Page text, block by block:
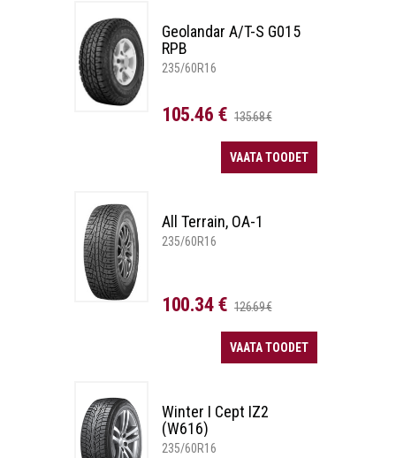
Geolandar A/T-S G015
RPB
235/60R16
105.46 € 135.68 €
VAATA TOODET
All Terrain, OA-1
235/60R16
100.34 € 126.69 €
VAATA TOODET
Winter I Cept IZ2
(W616)
235/60R16